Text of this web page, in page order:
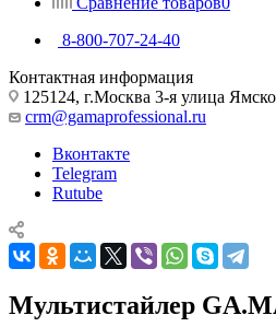
8-800-707-24-40
Контактная информация
125124, г.Москва 3-я улица
crm@gamaprofessional.ru
Вконтакте
Telegram
Rutube
Мультистайлер